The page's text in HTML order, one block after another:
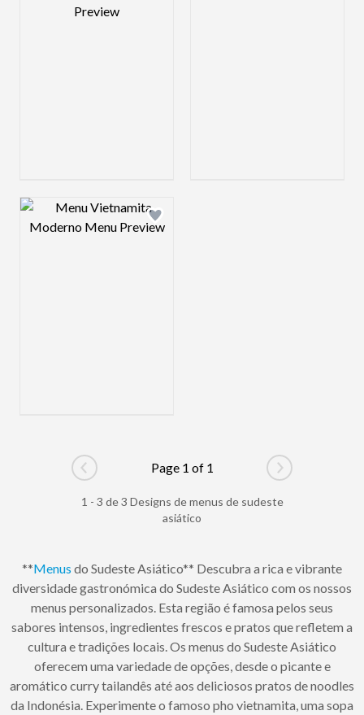
Design preview image
Go to previous page
Page 1 of 1
Go to next
1 - 3 de 3 Designs de menus de sudeste
asiático
**Menus do Sudeste Asiático** Descubra a rica e vibrante
diversidade gastronómica do Sudeste Asiático com os nossos
menus personalizados. Esta região é famosa pelos seus
sabores intensos, ingredientes frescos e pratos que refletem a
cultura e tradições locais. Os menus do Sudeste Asiático
oferecem uma variedade de opções, desde o picante e
aromático curry tailandês até aos deliciosos pratos de noodles
da Indonésia. Experimente o famoso pho vietnamita, uma sopa